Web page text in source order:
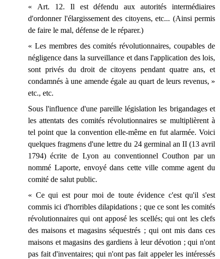
« Art. 12. Il est défendu aux autorités intermédiaires
d'ordonner l'élargissement des citoyens, etc... (Ainsi permis
de faire le mal, défense de le réparer.)
« Les membres des comités révolutionnaires, coupables de
négligence dans la surveillance et dans l'application des lois,
sont privés du droit de citoyens pendant quatre ans, et
condamnés à une amende égale au quart de leurs revenus, »
etc., etc.
Sous l'influence d'une pareille législation les brigandages et
les attentats des comités révolutionnaires se multiplièrent à
tel point que la convention elle-même en fut alarmée. Voici
quelques fragmens d'une lettre du 24 germinal an II (13 avril
1794) écrite de Lyon au conventionnel Couthon par un
nommé Laporte, envoyé dans cette ville comme agent du
comité de salut public.
« Ce qui est pour moi de toute évidence c'est qu'il s'est
commis ici d'horribles dilapidations ; que ce sont les comités
révolutionnaires qui ont apposé les scellés; qui ont les clefs
des maisons et magasins séquestrés ; qui ont mis dans ces
maisons et magasins des gardiens à leur dévotion ; qui n'ont
pas fait d'inventaires; qui n'ont pas fait appeler les intéressés